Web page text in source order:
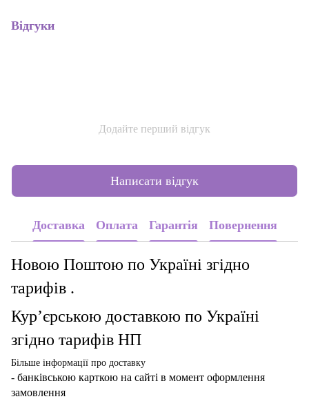
Відгуки
Додайте перший відгук
Написати відгук
Доставка Оплата Гарантія Повернення
Новою Поштою по Україні згідно
тарифів .
Кур’єрською доставкою по Україні
згідно тарифів НП
Більше інформації про доставку
- банківською карткою на сайті в момент оформлення
замовлення